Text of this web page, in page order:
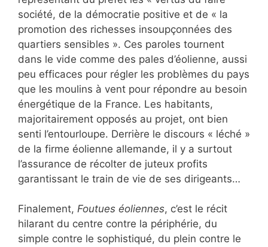
société, de la démocratie positive et de « la
promotion des richesses insoupçonnées des
quartiers sensibles ». Ces paroles tournent
dans le vide comme des pales d’éolienne, aussi
peu efficaces pour régler les problèmes du pays
que les moulins à vent pour répondre au besoin
énergétique de la France. Les habitants,
majoritairement opposés au projet, ont bien
senti l’entourloupe. Derrière le discours « léché »
de la firme éolienne allemande, il y a surtout
l’assurance de récolter de juteux profits
garantissant le train de vie de ses dirigeants…
Finalement, Foutues éoliennes, c’est le récit
hilarant du centre contre la périphérie, du
simple contre le sophistiqué, du plein contre le